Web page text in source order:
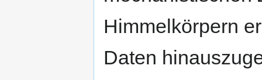
Himmelkörpern
Daten